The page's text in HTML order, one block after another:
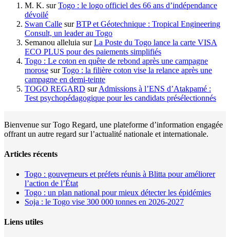
M. K. surTogo : le logo officiel des 66 ans d’indépendance
dévoilé
Swan Calle surBTP et Géotechnique : Tropical Engineering
Consult, un leader au Togo
Semanou alleluia surLa Poste du Togo lance la carte VISA
ECO PLUS pour des paiements simplifiés
Togo : Le coton en quête de rebond après une campagne
morose surTogo : la filière coton vise la relance après une
campagne en demi-teinte
TOGO REGARD surAdmissions à l’ENS d’Atakpamé :
Test psychopédagogique pour les candidats présélectionnés
Bienvenue sur Togo Regard, une plateforme d’information engagée
offrant un autre regard sur l’actualité nationale et internationale.
Articles récents
Togo : gouverneurs et préfets réunis à Blitta pour améliorer
l’action de l’État
Togo : un plan national pour mieux détecter les épidémies
Soja : le Togo vise 300 000 tonnes en 2026-2027
Liens utiles